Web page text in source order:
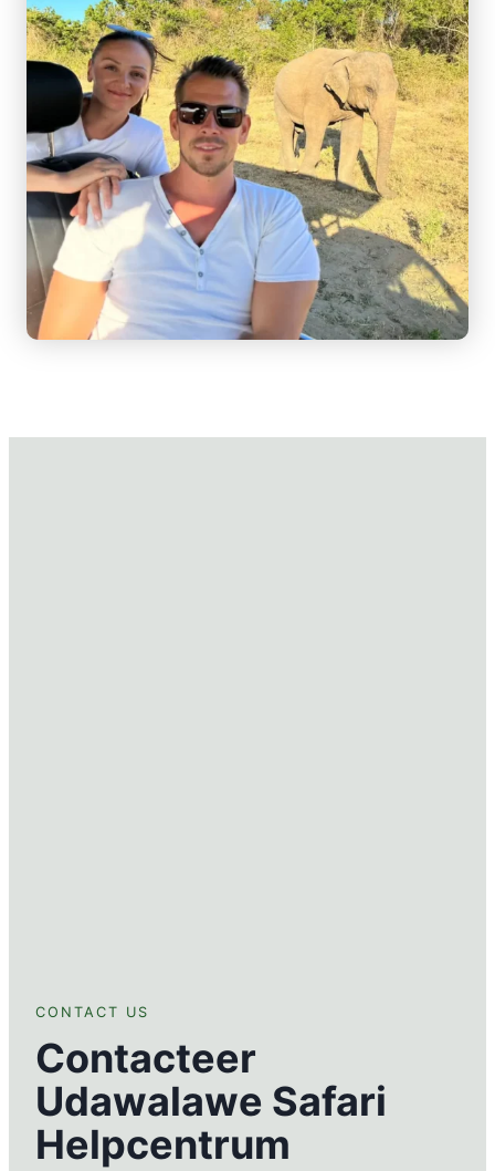
CONTACT US
Contacteer
Udawalawe Safari
Helpcentrum